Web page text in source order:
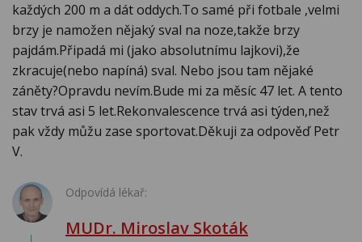
každých 200 m a dát oddych.To samé při fotbale ,velmi
brzy je namožen nějaký sval na noze,takže brzy
pajdám.Připadá mi (jako absolutnímu lajkovi),že
zkracuje(nebo napíná) sval. Nebo jsou tam nějaké
záněty?Opravdu nevím.Bude mi za měsíc 47 let. A tento
stav trvá asi 5 let.Rekonvalescence trvá asi týden,než
pak vždy můžu zase sportovat.Děkuji za odpověď Petr
V.
Odpovídá lékař:
MUDr. Miroslav Skoták